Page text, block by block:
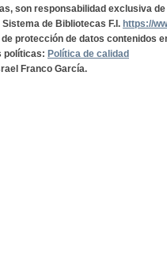
son responsabilidad exclusiva
de Bibliotecas F.I. https://
protección de datos contenidos
políticas: Política de calidad
Franco García.